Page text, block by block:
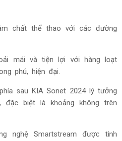
chất thể thao với các đường
mái và tiện lợi với hàng loạt
phú, hiện đại.
sau KIA Sonet 2024 lý tưởng
đặc biệt là khoảng không trên
nghệ Smartstream được tinh